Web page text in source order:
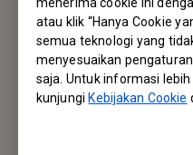
atau klik “Hanya Cookie
semua teknologi yang
menyesuaikan
saja. Untuk informasi
kunjungi Kebijakan Cookie